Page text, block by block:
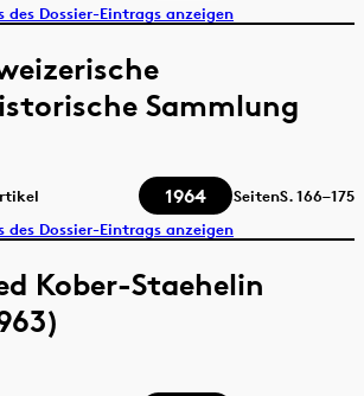
des Dossier-Eintrags anzeigen
Sammlung
1964 SeitenS.166–175
des Dossier-Eintrags anzeigen
Kober-Staehelin